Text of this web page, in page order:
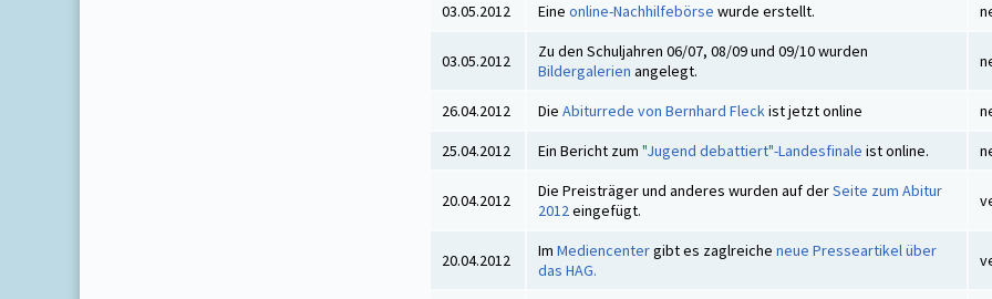
03.05.2012 Eine online-Nachhilfebörse wurde erstellt.
03.05.2012
Zu den Schuljahren 06/07, 08/09 und 09/10 wurden
Bildergalerien angelegt.
26.04.2012 Die Abiturrede von Bernhard Fleckist jetzt online
25.04.2012
Ein Bericht zum "Jugend debattiert"-Landesfinale ist online.
20.04.2012 Die Preisträger und anderes wurden auf derSeite zum Abitur
2012eingefügt.
20.04.2012 Im Mediencentergibt es zaglreiche neue Presseartikel über
das HAG.